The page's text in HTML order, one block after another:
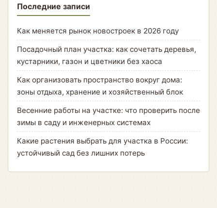
Последние записи
Как меняется рынок новостроек в 2026 году
Посадочный план участка: как сочетать деревья,
кустарники, газон и цветники без хаоса
Как организовать пространство вокруг дома:
зоны отдыха, хранение и хозяйственный блок
Весенние работы на участке: что проверить после
зимы в саду и инженерных системах
Какие растения выбрать для участка в России:
устойчивый сад без лишних потерь